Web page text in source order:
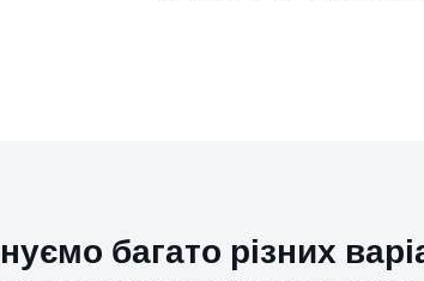
багато різних